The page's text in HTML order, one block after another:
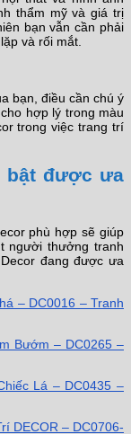
thẩm mỹ và giá trị
bạn vẫn cần phải
và rối mắt.
bạn, điều cần chú ý
hợp lý trong màu
trong việc trang trí
bật được ưa
phù hợp sẽ giúp
người thưởng tranh
đang được ưa
– DC0016 – Tranh
Bướm – DC0265 –
Lá – DC0435 –
DECOR – DC0706-